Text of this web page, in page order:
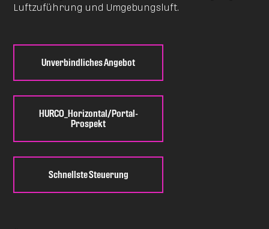
Luftzuführung und Umgebungsluft.
Unverbindliches Angebot
HURCO_Horizontal/Portal-
Prospekt
Schnellste Steuerung